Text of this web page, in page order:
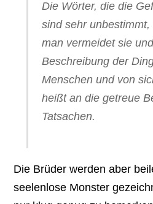
Die Wörter, die die
sind sehr
man vermeidet sie
Beschreibung der
Menschen und von
heißt an die getreue
Tatsachen.
Die Brüder werden aber
seelenlose Monster